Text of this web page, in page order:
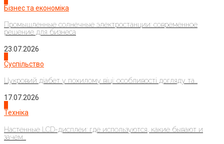
Бізнес та економіка
Промышленные солнечные электростанции: современное
решение для бизнеса
23.07.2026
Суспільство
Цукровий діабет у похилому віці: особливості догляду та...
17.07.2026
Техніка
Настенные LCD-дисплеи: где используются, какие бывают и
зачем...